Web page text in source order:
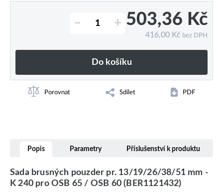
– + 503,36 Kč
416,00 Kč bez DPH
Do košíku
Porovnat Sdílet PDF
Popis Parametry Příslušenství k produktu
Sada brusných pouzder pr. 13/19/26/38/51 mm -
K 240 pro OSB 65 / OSB 60 (BER1121432)